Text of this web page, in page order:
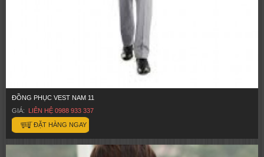
ĐỒNG PHỤC VEST NAM 11
GIÁ: LIÊN HỆ 0988 933 337
ĐẶT HÀNG NGAY